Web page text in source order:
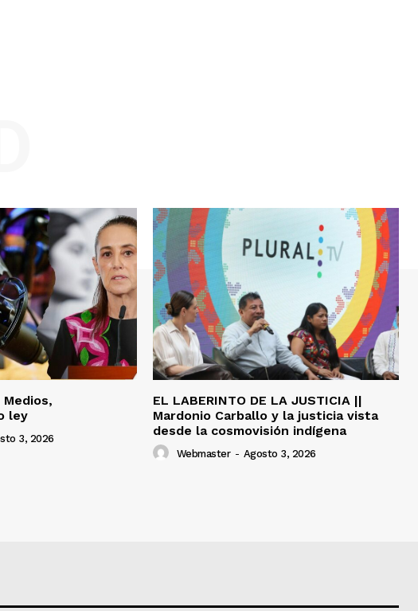
Medios,
ley
3, 2026
EL LABERINTO DE LA JUSTICIA ||
Mardonio Carballo y la justicia vista
desde la cosmovisión indígena
Webmaster - Agosto 3, 2026